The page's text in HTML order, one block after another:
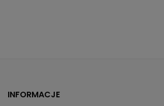
INFORMACJE